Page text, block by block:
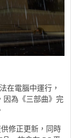
在電腦中運行，
因為《三部曲》完
修正更新，同時